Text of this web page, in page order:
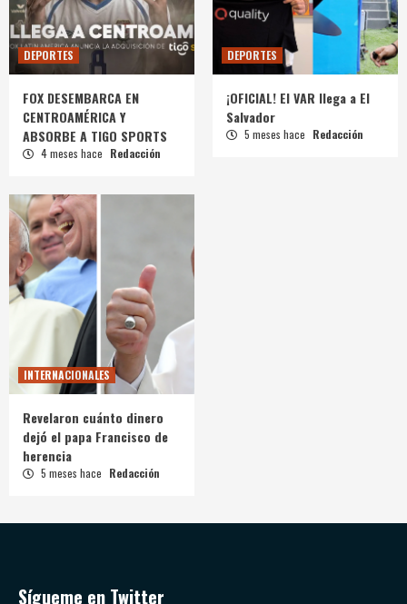
DEPORTES
FOX DESEMBARCA EN
CENTROAMÉRICA Y
ABSORBE A TIGO SPORTS
4 meses hace Redacción
DEPORTES
¡OFICIAL! El VAR llega a El
Salvador
5 meses hace Redacción
INTERNACIONALES
Revelaron cuánto dinero
dejó el papa Francisco de
herencia
5 meses hace Redacción
Sígueme en Twitter